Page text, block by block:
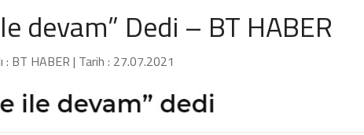
devam” Dedi – BT HABER
: BT HABER | Tarih : 27.07.2021